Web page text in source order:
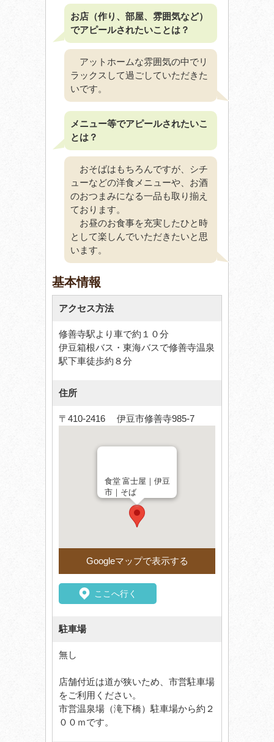
お店（作り、部屋、雰囲気など）
でアピールされたいことは？
アットホームな雰囲気の中でリ
ラックスして過ごしていただきた
いです。
メニュー等でアピールされたいこ
とは？
おそばはもちろんですが、シチ
ューなどの洋食メニューや、お酒
のおつまみになる一品も取り揃え
ております。
お昼のお食事を充実したひと時
として楽しんでいただきたいと思
います。
基本情報
アクセス方法
修善寺駅より車で約１０分
伊豆箱根バス・東海バスで修善寺温泉
駅下車徒歩約８分
住所
〒410-2416 伊豆市修善寺985-7
食堂 富士屋｜伊豆
市｜そば
Googleマップで表示する
ここへ行く
駐車場
無し
店舗付近は道が狭いため、市営駐車場
をご利用ください。
市営温泉場（滝下橋）駐車場から約２
００ｍです。